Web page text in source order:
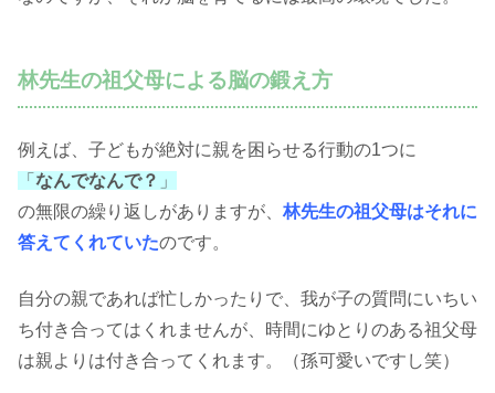
林先生の祖父母による脳の鍛え方
例えば、子どもが絶対に親を困らせる行動の1つに
「 なんでなんで？ 」
の無限の繰り返しがありますが、 林先生の祖父母はそれに
答えてくれていたのです。
自分の親であれば忙しかったりで、我が子の質問にいちい
ち付き合ってはくれませんが、時間にゆとりのある祖父母
は親よりは付き合ってくれます。（孫可愛いですし笑）